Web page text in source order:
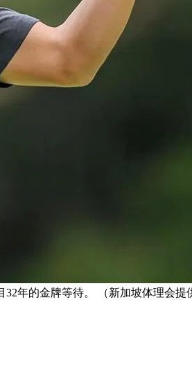
年的金牌等待。 （新加坡体理会提